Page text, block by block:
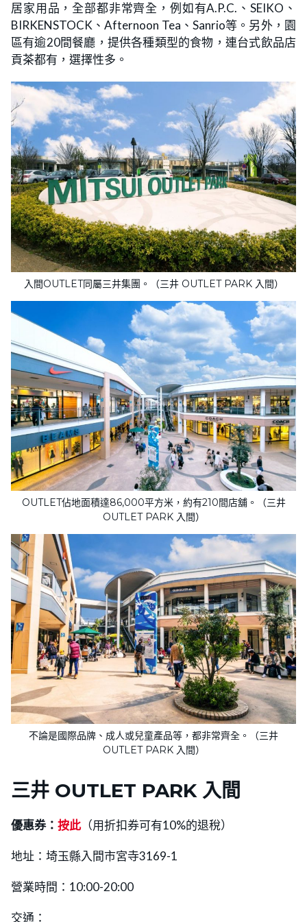
居家用品，全部都非常齊全，例如有A.P.C.、SEIKO、
BIRKENSTOCK、Afternoon Tea、Sanrio等。另外，園
區有逾20間餐廳，提供各種類型的食物，連台式飲品店
貢茶都有，選擇性多。
入間OUTLET同屬三井集團。（三井 OUTLET PARK 入間）
OUTLET佔地面積達86,000平方米，約有210間店舖。（三井
OUTLET PARK 入間）
不論是國際品牌、成人或兒童產品等，都非常齊全。（三井
OUTLET PARK 入間）
三井 OUTLET PARK 入間
優惠券： 按此（用折扣券可有10%的退稅）
地址：埼玉縣入間市宮寺3169-1
營業時間：10:00-20:00
交通：